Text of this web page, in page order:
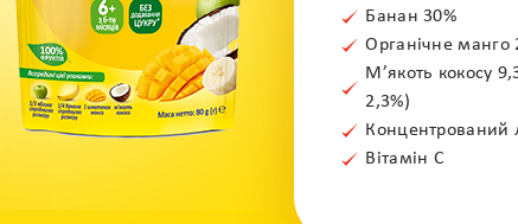
Банан 30%
Органічне манго
М’якоть кокосу
2,3%)
Концентрований
Вітамін С